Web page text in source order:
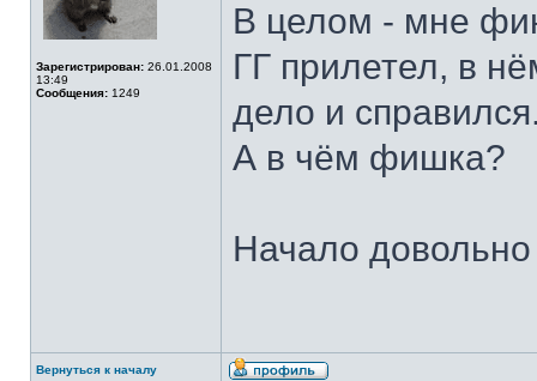
Зарегистрирован: 26.01.2008
13:49
Сообщения: 1249
В целом - мне
ГГ прилетел, в
дело и
А в чём фишка?
Начало
Вернуться к началу